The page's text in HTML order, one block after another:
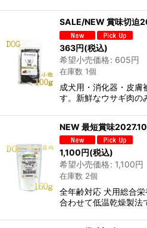
SALE/NEW 賞味切迫
363円(税込)
希望小売価格: 605円
在庫数 1個
成犬用・消化器・皮膚
す。新鮮なウサギ肉の
NEW 最短賞味
1,100円(税込)
希望小売価格: 1,100円
在庫数 2個
全年齢対応 犬用総合
合わせて低温乾燥製法